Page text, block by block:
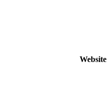
Website